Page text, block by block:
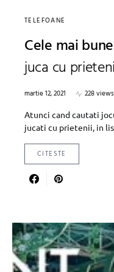
TELEFOANE
Cele mai
juca cu
martie 12, 2021
228 views
Atunci cand cautati
jucati cu prietenii, in
CITESTE